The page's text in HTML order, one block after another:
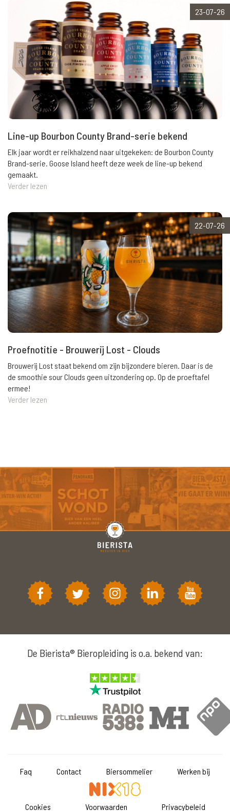
23-07-26
Line-up Bourbon County Brand-serie bekend
Elk jaar wordt er reikhalzend naar uitgekeken: de Bourbon County
Brand-serie. Goose Island heeft deze week de line-up bekend
gemaakt.
Verder lezen
22-07-26
Proefnotitie - Brouwerij Lost - Clouds
Brouwerij Lost staat bekend om zijn bijzondere bieren. Daar is de
de smoothie sour Clouds geen uitzondering op. Op de proeftafel
ermee!
Verder lezen
De Bierista® Bieropleiding is o.a. bekend van:
Faq Contact Biersommelier Werken bij
Cookies Voorwaarden Privacybeleid